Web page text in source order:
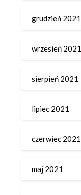
grudzień 2021
wrzesień 2021
sierpień 2021
lipiec 2021
czerwiec 2021
maj 2021